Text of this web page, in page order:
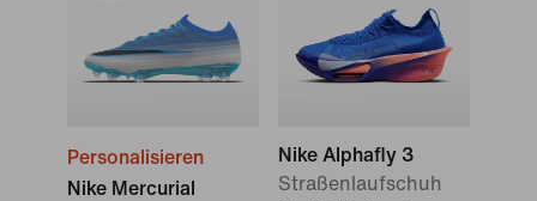
Personalisieren
Nike Mercurial
Nike Alphafly 3
Straßenlaufschuh